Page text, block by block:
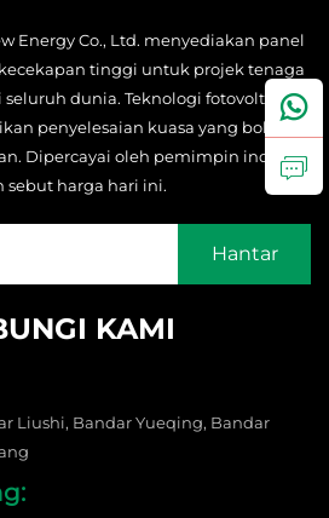
Energy Co., Ltd. menyediakan panel
tinggi untuk projek tenaga
dunia. Teknologi fotovoltaik
penyelesaian kuasa yang boleh
Dipercayai oleh pemimpin industri.
sebut harga hari ini.
KAMI
Liushi, Bandar Yueqing, Bandar